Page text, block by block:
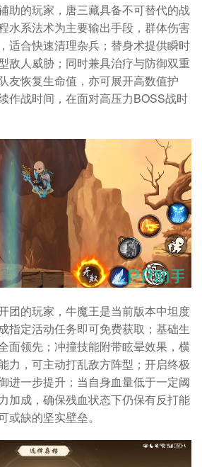
助的玩家，唐三藏具备不可替代的战
水系法术为主要输出手段，群体伤害
适合快速清理杂兵；替身术提供瞬时
敌人威胁；同时兼具治疗与防御双重
恢复生命值，亦可展开高数值护
作战时间，在面对高压力BOSS战时
团的玩家，牛魔王是当前版本中坦度
指定活动任务即可免费获取；基础生
面领先；冲撞技能附带眩晕效果，横
力，可主动打乱敌方阵型；开启终极
进一步提升；当自身血量低于一定阈
加成，确保残血状态下仍保有反打能
或缺的坚实壁垒。